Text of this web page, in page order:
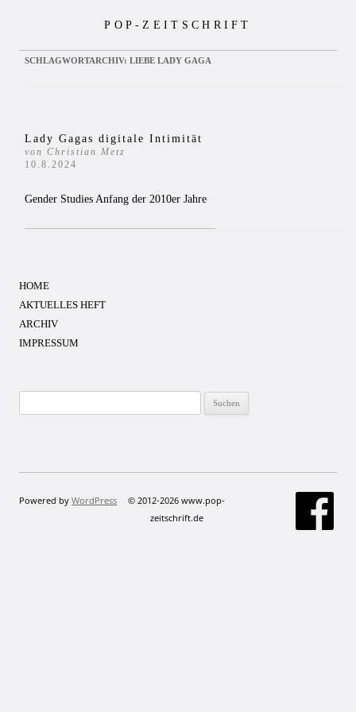
POP-ZEITSCHRIFT
SCHLAGWORTARCHIV: LIEBE LADY GAGA
Lady Gagas digitale Intimität
von Christian Metz
10.8.2024
Gender Studies Anfang der 2010er Jahre
HOME
AKTUELLES HEFT
ARCHIV
IMPRESSUM
nach:
Powered by WordPress
© 2012-2026 www.pop-
zeitschrift.de